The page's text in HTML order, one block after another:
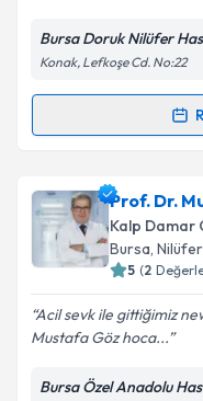
Bursa Doruk Nilüfer
Konak, Lefkoşe Cd. No:22
Randevu
Prof. Dr.
talebi oluşturun.
için bir takvim
bilgilendireceğiz.
E-posta Adresiniz
Prof. Dr.
Kalp Damar
Bursa, Nilüfer
5 (2
Acil sevk ile gittiğimiz
Mustafa Göz hoca...
Bursa Özel Anadolu